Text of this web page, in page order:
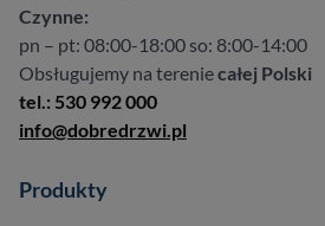
Czynne:
pn – pt: 08:00-18:00 so: 8:00-14:00
Obsługujemy na tereniecałej Polski
tel.: 530 992 000
info@dobredrzwi.pl
Produkty